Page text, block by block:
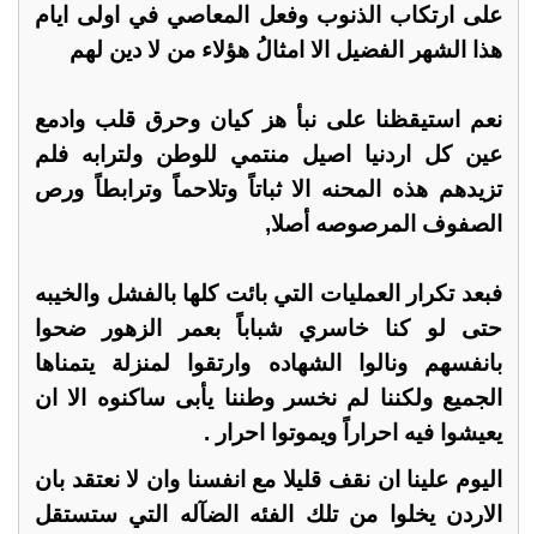
على ارتكاب الذنوب وفعل المعاصي في اولى ايام
هذا الشهر الفضيل الا امثالُ هؤلاء من لا دين لهم
نعم استيقظنا على نبأ هز كيان وحرق قلب وادمع
عين كل اردنيا اصيل منتمي للوطن ولترابه فلم
تزيدهم هذه المحنه الا ثباتاً وتلاحماً وترابطاً ورص
الصفوف المرصوصه أصلا,
فبعد تكرار العمليات التي بائت كلها بالفشل والخيبه
حتى لو كنا خاسري شباباً بعمر الزهور ضحوا
بانفسهم ونالوا الشهاده وارتقوا لمنزلة يتمناها
الجميع ولكننا لم نخسر وطننا يأبى ساكنوه الا ان
يعيشوا فيه احراراً ويموتوا احرار .
اليوم علينا ان نقف قليلا مع انفسنا وان لا نعتقد بان
الاردن يخلوا من تلك الفئه الضآله التي ستستقل